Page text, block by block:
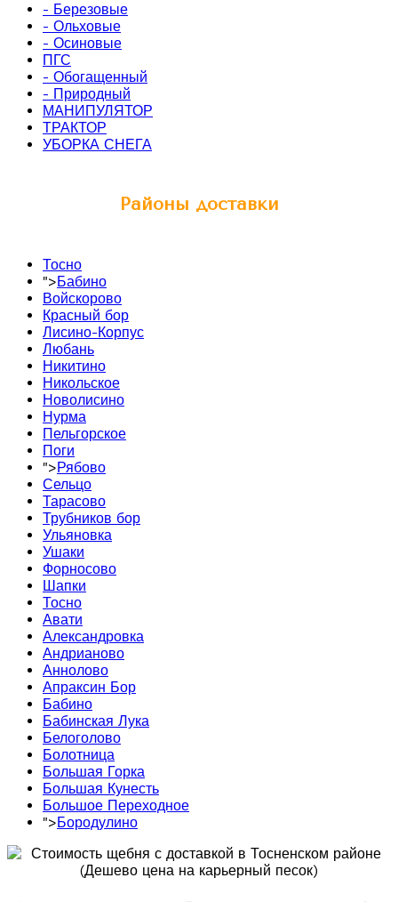
- Березовые
- Ольховые
- Осиновые
ПГС
- Обогащенный
- Природный
МАНИПУЛЯТОР
ТРАКТОР
УБОРКА СНЕГА
Районы доставки
Тосно
">Бабино
Войскорово
Красный бор
Лисино-Корпус
Любань
Никитино
Никольское
Новолисино
Нурма
Пельгорское
Поги
">Рябово
Сельцо
Тарасово
Трубников бор
Ульяновка
Ушаки
Форносово
Шапки
Тосно
Авати
Александровка
Андрианово
Аннолово
Апраксин Бор
Бабино
Бабинская Лука
Белоголово
Болотница
Большая Горка
Большая Кунесть
Большое Переходное
">Бородулино